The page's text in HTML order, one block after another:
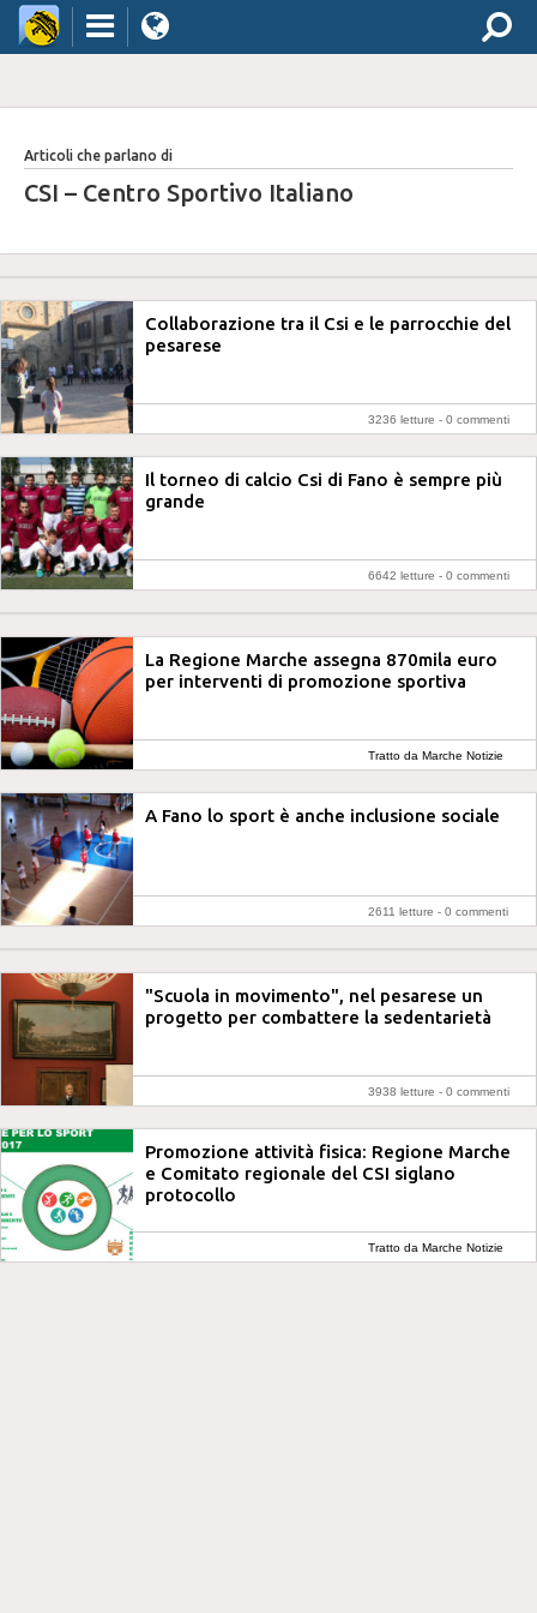
Articoli che parlano di
CSI – Centro Sportivo Italiano
Collaborazione tra il Csi e le parrocchie del
pesarese
3236 letture - 0 commenti
Il torneo di calcio Csi di Fano è sempre più
grande
6642 letture - 0 commenti
La Regione Marche assegna 870mila euro
per interventi di promozione sportiva
Tratto da Marche Notizie
A Fano lo sport è anche inclusione sociale
2611 letture - 0 commenti
"Scuola in movimento", nel pesarese un
progetto per combattere la sedentarietà
3938 letture - 0 commenti
Promozione attività fisica: Regione Marche
e Comitato regionale del CSI siglano
protocollo
Tratto da Marche Notizie